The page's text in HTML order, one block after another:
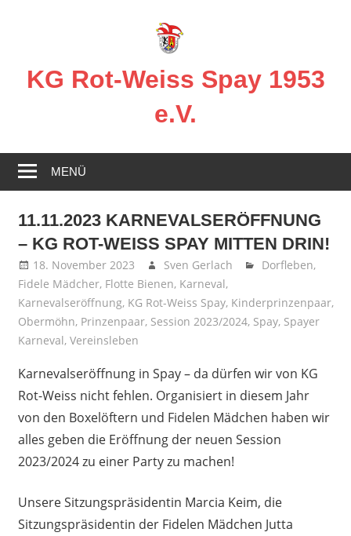
KG Rot-Weiss Spay 1953
e.V.
in
Spay!
MENÜ
11.11.2023 KARNEVALSERÖFFNUNG
– KG ROT-WEISS SPAY MITTEN DRIN!
18. November 2023 Sven Gerlach Dorfleben,
Fidele Mädcher, Flotte Bienen, Karneval,
Karnevalseröffnung, KG Rot-Weiss Spay, Kinderprinzenpaar,
Obermöhn, Prinzenpaar, Session 2023/2024, Spay, Spayer
Karneval, Vereinsleben
Karnevalseröffnung in Spay – da dürfen wir von KG
Rot-Weiss nicht fehlen. Organisiert in diesem Jahr
von den Boxelöftern und Fidelen Mädchen haben wir
alles geben die Eröffnung der neuen Session
2023/2024 zu einer Party zu machen!
Unsere Sitzungspräsidentin Marcia Keim, die
Sitzungspräsidentin der Fidelen Mädchen Jutta